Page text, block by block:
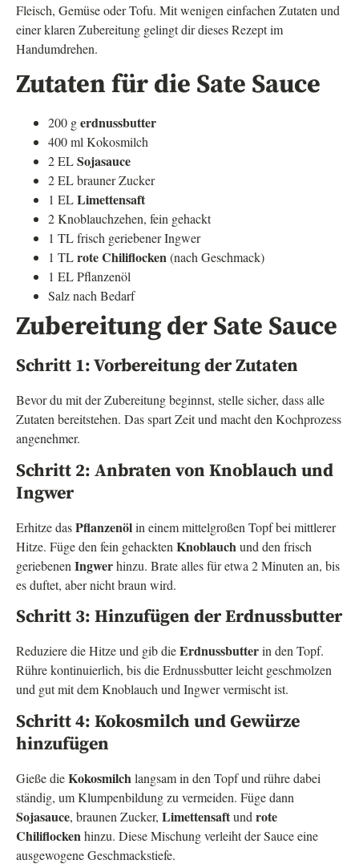
Fleisch, Gemüse oder Tofu. Mit wenigen einfachen Zutaten und
einer klaren Zubereitung gelingt dir dieses Rezept im
Handumdrehen.
Zutaten für die Sate Sauce
200 gerdnussbutter
400 ml Kokosmilch
2 ELSojasauce
2 EL brauner Zucker
1 ELLimettensaft
2 Knoblauchzehen, fein gehackt
1 TL frisch geriebener Ingwer
1 TLrote Chiliflocken(nach Geschmack)
1 EL Pflanzenöl
Salz nach Bedarf
Zubereitung der Sate Sauce
Schritt 1: Vorbereitung der Zutaten
Bevor du mit der Zubereitung beginnst, stelle sicher, dass alle
Zutaten bereitstehen. Das spart Zeit und macht den Kochprozess
angenehmer.
Schritt 2: Anbraten von Knoblauch und
Ingwer
Erhitze dasPflanzenölin einem mittelgroßen Topf bei mittlerer
Hitze. Füge den fein gehackten Knoblauchund den frisch
geriebenen Ingwerhinzu. Brate alles für etwa 2 Minuten an, bis
es duftet, aber nicht braun wird.
Schritt 3: Hinzufügen der Erdnussbutter
Reduziere die Hitze und gib dieErdnussbutterin den Topf.
Rühre kontinuierlich, bis die Erdnussbutter leicht geschmolzen
und gut mit dem Knoblauch und Ingwer vermischt ist.
Schritt 4: Kokosmilch und Gewürze
hinzufügen
Gieße dieKokosmilch langsam in den Topf und rühre dabei
ständig, um Klumpenbildung zu vermeiden. Füge dann
Sojasauce, braunen Zucker, Limettensaftund rote
Chiliflocken hinzu. Diese Mischung verleiht der Sauce eine
ausgewogene Geschmackstiefe.